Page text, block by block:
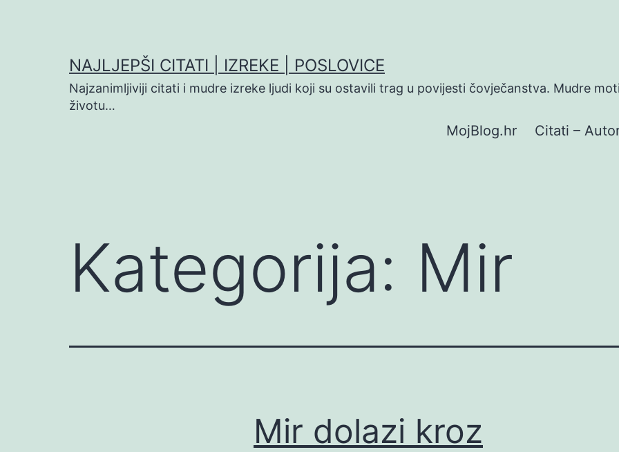
NAJLJEPŠI CITATI | IZREKE | POSLOVICE
Najzanimljiviji citati i mudre izreke ljudi koji su ostavili trag u povijesti čovječanstva. Mudre
životu…
MojBlog.hr Citati –
Kategorija: Mir
Mir dolazi kroz